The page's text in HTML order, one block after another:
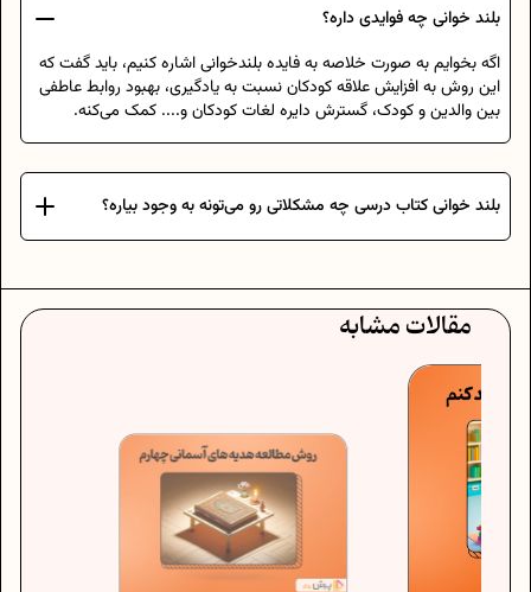
بلند خوانی چه فوایدی داره؟
اگه بخوایم به صورت خلاصه به فایده بلندخوانی اشاره کنیم، باید گفت که
این روش به افزایش علاقه کودکان نسبت به یادگیری، بهبود روابط عاطفی
بین والدین و کودک، گسترش دایره لغات کودکان و.... کمک می‌کنه.
بلند خوانی کتاب درسی چه مشکلاتی رو می‌تونه به وجود بیاره؟
مقالات مشابه